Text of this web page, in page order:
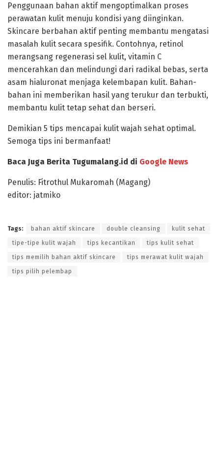
Penggunaan bahan aktif mengoptimalkan proses
perawatan kulit menuju kondisi yang diinginkan.
Skincare berbahan aktif penting membantu mengatasi
masalah kulit secara spesifik. Contohnya, retinol
merangsang regenerasi sel kulit, vitamin C
mencerahkan dan melindungi dari radikal bebas, serta
asam hialuronat menjaga kelembapan kulit. Bahan-
bahan ini memberikan hasil yang terukur dan terbukti,
membantu kulit tetap sehat dan berseri.
Demikian 5 tips mencapai kulit wajah sehat optimal.
Semoga tips ini bermanfaat!
Baca Juga Berita Tugumalang.id di Google News
Penulis: Fitrothul Mukaromah (Magang)
editor: jatmiko
Tags: bahan aktif skincare double cleansing kulit sehat
tipe-tipe kulit wajah tips kecantikan tips kulit sehat
tips memilih bahan aktif skincare tips merawat kulit wajah
tips pilih pelembap